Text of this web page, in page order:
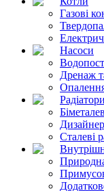
Газові
Насоси
Дренаж
Радіатори
Сталеві